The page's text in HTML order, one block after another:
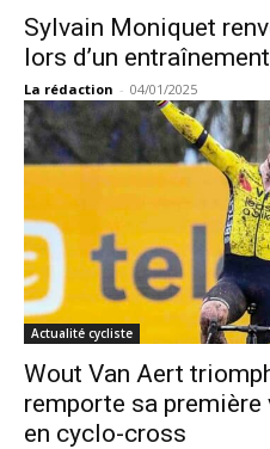
Sylvain Moniquet
lors d’un
La rédaction - 04/01/2025
Actualité cycliste
Wout Van Aert
remporte sa
en cyclo-cross